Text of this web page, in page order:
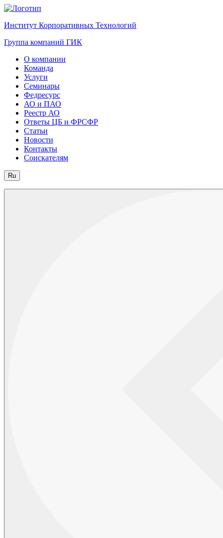
Институт Корпоративных Технологий
Группа компаний ГИК
О компании
Команда
Услуги
Семинары
Федресурс
АО и ПАО
Реестр АО
Ответы ЦБ и ФРСФР
Статьи
Новости
Контакты
Соискателям
Ru